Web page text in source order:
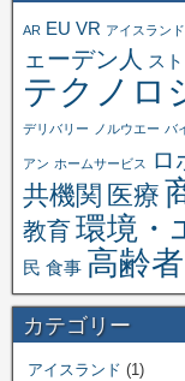
AR EU VR アイスランド
ェーデン人
ス
テクノロ
デリバリー ノルウエー バ
アン ホームサービス ロ
共機関 医療
教育環境・
民 食事 高齢者
カテゴリー
アイスランド (1)